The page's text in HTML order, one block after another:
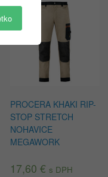
PROCERA KHAKI RIP-
STOP STRETCH
NOHAVICE
MEGAWORK
17,60 € s DPH